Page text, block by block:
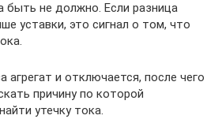
быть не должно. Если разница
уставки, это сигнал о том, что
агрегат и отключается, после чего
причину по которой
утечку тока.